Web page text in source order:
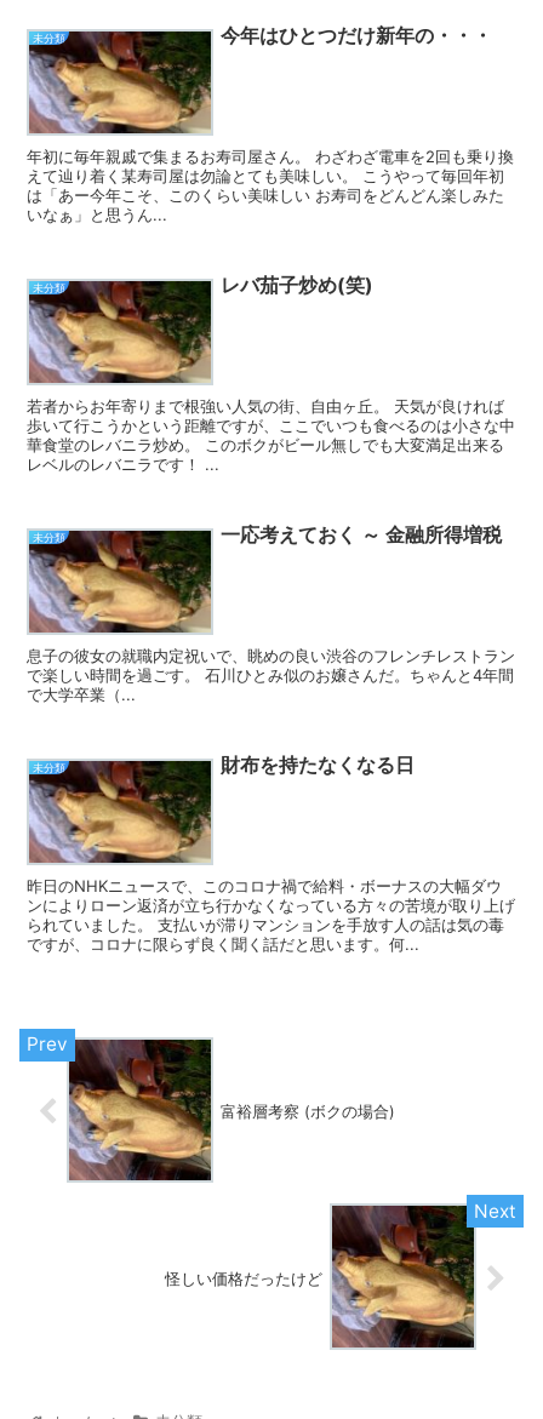
未分類 今年はひとつだけ新年の・・・
年初に毎年親戚で集まるお寿司屋さん。 わざわざ電車を2回も乗り換
えて辿り着く某寿司屋は勿論とても美味しい。 こうやって毎回年初
は「あー今年こそ、このくらい美味しい お寿司をどんどん楽しみた
いなぁ」と思うん...
未分類 レバ茄子炒め(笑)
若者からお年寄りまで根強い人気の街、自由ヶ丘。 天気が良ければ
歩いて行こうかという距離ですが、ここでいつも食べるのは小さな中
華食堂のレバニラ炒め。 このボクがビール無しでも大変満足出来る
レベルのレバニラです！ ...
未分類 一応考えておく ～ 金融所得増税
息子の彼女の就職内定祝いで、眺めの良い渋谷のフレンチレストラン
で楽しい時間を過ごす。 石川ひとみ似のお嬢さんだ。ちゃんと4年間
で大学卒業（...
未分類 財布を持たなくなる日
昨日のNHKニュースで、このコロナ禍で給料・ボーナスの大幅ダウ
ンによりローン返済が立ち行かなくなっている方々の苦境が取り上げ
られていました。 支払いが滞りマンションを手放す人の話は気の毒
ですが、コロナに限らず良く聞く話だと思います。何...
富裕層考察 (ボクの場合)
怪しい価格だったけど